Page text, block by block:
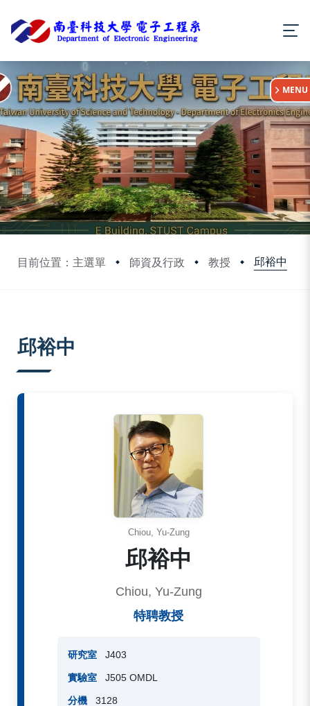
目前位置：主選單 師資及行政 教授 邱裕中
:::
MENU
邱裕中
邱裕中
Chiou, Yu-Zung
特聘教授
研究室 J403
實驗室 J505 OMDL
分機 3128
Chiou, Yu-Zung